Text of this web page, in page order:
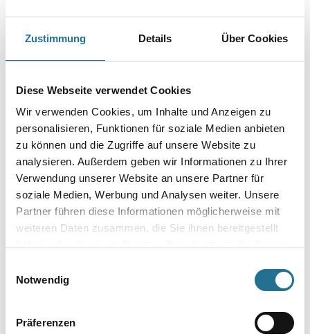
Zustimmung Details Über Cookies
Diese Webseite verwendet Cookies
Wir verwenden Cookies, um Inhalte und Anzeigen zu
personalisieren, Funktionen für soziale Medien anbieten
zu können und die Zugriffe auf unsere Website zu
analysieren. Außerdem geben wir Informationen zu Ihrer
Verwendung unserer Website an unsere Partner für
soziale Medien, Werbung und Analysen weiter. Unsere
Partner führen diese Informationen möglicherweise mit
weiteren Daten zusammen, die Sie ihnen bereitgestellt
Notwendig
Präferenzen
Loch
Art-Nr.:4086-005191
Körnung
Umrechnungsfaktoren